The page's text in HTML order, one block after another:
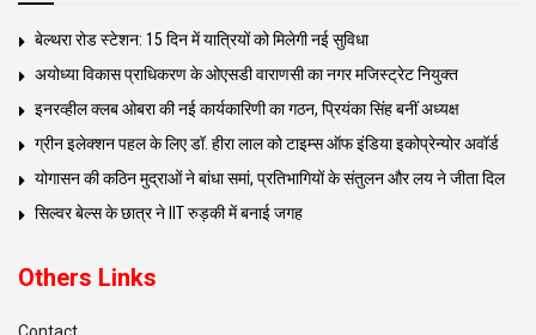
बेल्थरा रोड स्टेशन: 15 दिन में यात्रियों को मिलेगी नई सुविधा
अयोध्या विकास प्राधिकरण के ओएसडी वाराणसी का नगर मजिस्ट्रेट नियुक्त
इनरव्हील क्लब ओबरा की नई कार्यकारिणी का गठन, प्रियंका सिंह बनीं अध्यक्ष
ग्रीन इलेक्शन पहल के लिए डॉ. हीरा लाल को टाइम्स ऑफ इंडिया इकोप्रेन्योर अवॉर्ड
योगासन की कठिन मुद्राओं ने बांधा समां, प्रतिभागियों के संतुलन और लय ने जीता दिल
सिल्वर बेल्स के छात्र ने IIT रुड़की में बनाई जगह
Others Links